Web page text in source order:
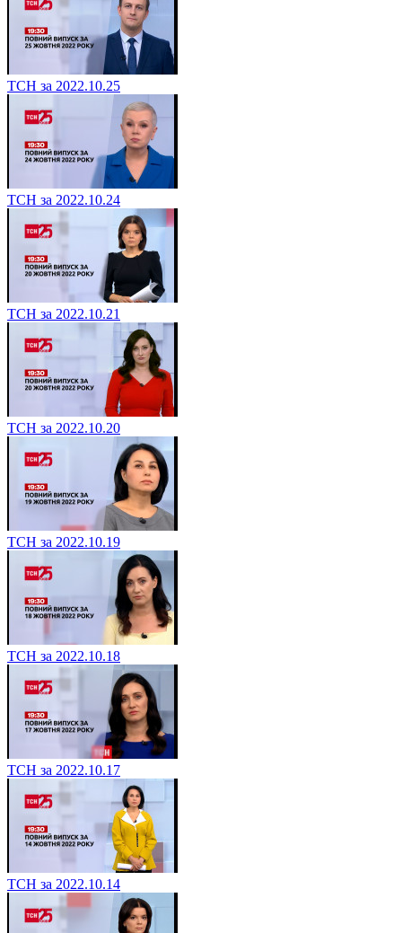
ТСН за 2022.10.25
ТСН за 2022.10.24
ТСН за 2022.10.21
ТСН за 2022.10.20
ТСН за 2022.10.19
ТСН за 2022.10.18
ТСН за 2022.10.17
ТСН за 2022.10.14